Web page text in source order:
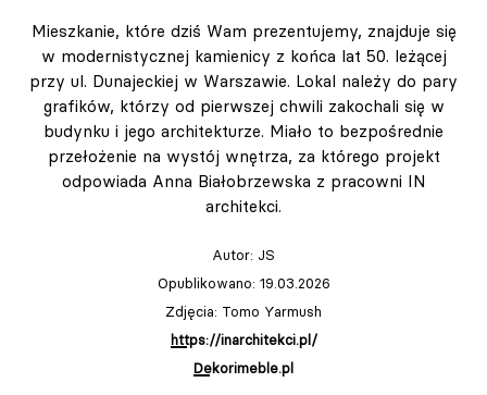
Mieszkanie, które dziś Wam prezentujemy, znajduje się
w modernistycznej kamienicy z końca lat 50. leżącej
przy ul. Dunajeckiej w Warszawie. Lokal należy do pary
grafików, którzy od pierwszej chwili zakochali się w
budynku i jego architekturze. Miało to bezpośrednie
przełożenie na wystój wnętrza, za którego projekt
odpowiada Anna Białobrzewska z pracowni IN
architekci.
Autor: JS
Opublikowano: 19.03.2026
Zdjęcia: Tomo Yarmush
https://inarchitekci.pl/
Dekorimeble.pl